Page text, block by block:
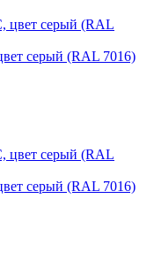
серый (RAL 7016)
серый (RAL 7016)